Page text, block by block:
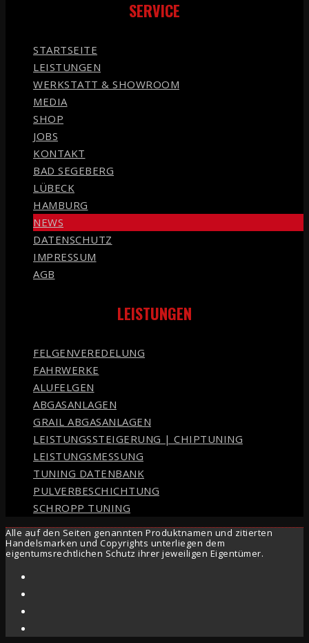
SERVICE
STARTSEITE
LEISTUNGEN
WERKSTATT & SHOWROOM
MEDIA
SHOP
JOBS
KONTAKT
BAD SEGEBERG
LÜBECK
HAMBURG
NEWS
DATENSCHUTZ
IMPRESSUM
AGB
LEISTUNGEN
FELGENVEREDELUNG
FAHRWERKE
ALUFELGEN
ABGASANLAGEN
GRAIL ABGASANLAGEN
LEISTUNGSSTEIGERUNG | CHIPTUNING
LEISTUNGSMESSUNG
TUNING DATENBANK
PULVERBESCHICHTUNG
SCHROPP TUNING
Alle auf den Seiten genannten Produktnamen und zitierten
Handelsmarken und Copyrights unterliegen dem
eigentumsrechtlichen Schutz ihrer jeweiligen Eigentümer.